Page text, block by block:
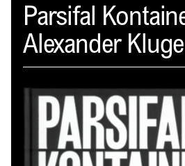
Spector
PROFIL
AKTUELLES
INDEX
WARENKORB
Parsifal
Alexander Kluge